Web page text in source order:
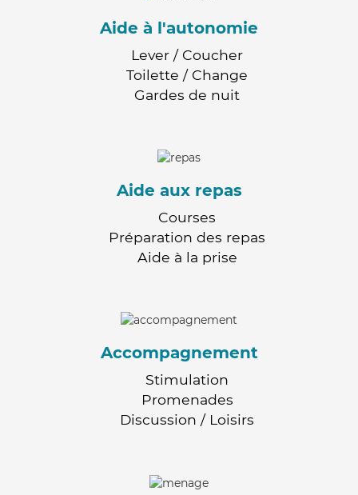
Aide à l'autonomie
Lever / Coucher
Toilette / Change
Gardes de nuit
Aide aux repas
Courses
Préparation des repas
Aide à la prise
Accompagnement
Stimulation
Promenades
Discussion / Loisirs